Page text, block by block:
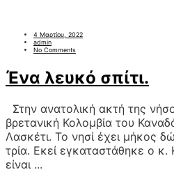
4 Μαρτίου, 2022
admin
No Comments
Ένα λευκό σπίτι.
Στην ανατολική ακτή της
βρετανική Κολομβία του
Λασκέτι. Το νησί έχει μήκος
τρία. Εκεί εγκαταστάθηκε ο κ.
είναι ...